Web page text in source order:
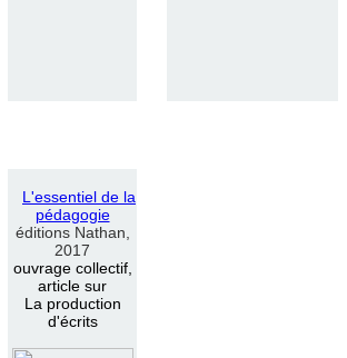
L 'essentiel de la
pédagogie
éditions Nathan,
2017
ouvrage collectif,
article sur
La production
d'écrits